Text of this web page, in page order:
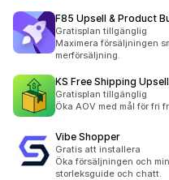
F85 Upsell & Product
Gratisplan tillgänglig
Maximera försäljningen
merförsäljning.
KS Free Shipping Upsell
Gratisplan tillgänglig
Öka AOV med mål för fri
Vibe Shopper
Gratis att installera
Öka försäljningen och
storleksguide och chatt.